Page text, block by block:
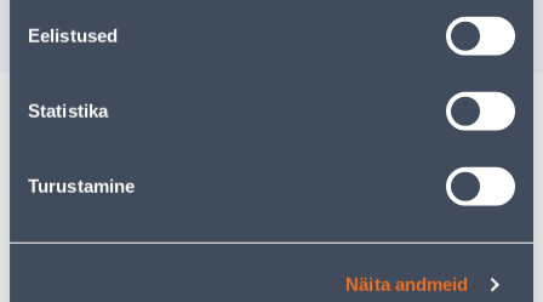
Eelistused
Statistika
Turustamine
Näita andmeid
15.52 €
sisselogitud